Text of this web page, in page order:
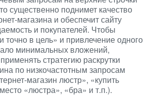
существенно поднимет качество
магазина и обеспечит сайту
и покупателей. Чтобы
точно в цель» и привлечение одного
минимальных вложений,
стратегию раскрутки
по низкочастотным запросам
магазин люстр», «купить
«люстра», «бра» и т.п.).